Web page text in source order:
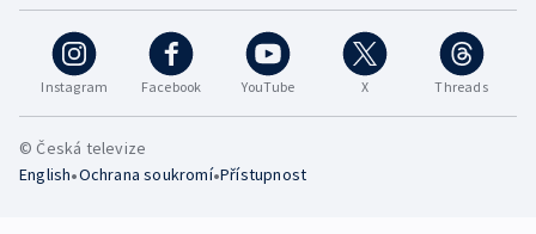
Instagram Facebook YouTube X Threads
© Česká televize
English•Ochrana soukromí•Přístupnost